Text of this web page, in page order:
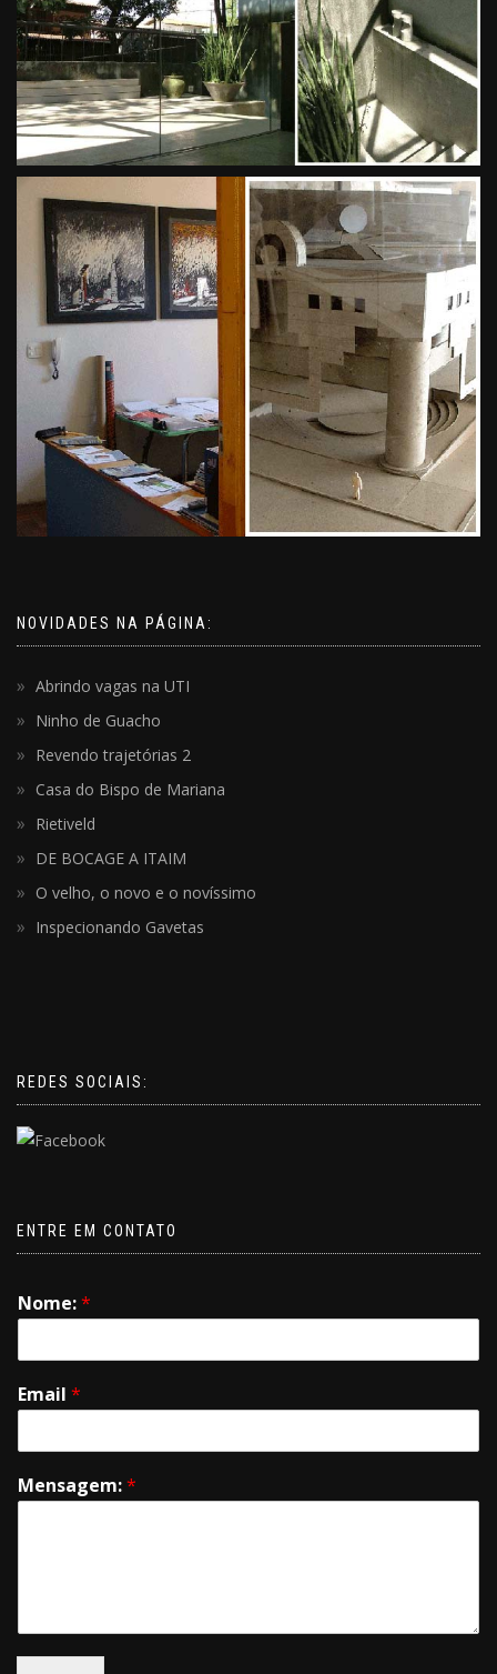
NOVIDADES NA PÁGINA:
Abrindo vagas na UTI
Ninho de Guacho
Revendo trajetórias 2
Casa do Bispo de Mariana
Rietiveld
DE BOCAGE A ITAIM
O velho, o novo e o novíssimo
Inspecionando Gavetas
REDES SOCIAIS:
ENTRE EM CONTATO
Nome:*
Email *
Mensagem:*